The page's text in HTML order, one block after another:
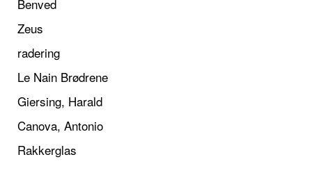
Benved
Zeus
radering
Le Nain Brødrene
Giersing, Harald
Canova, Antonio
Rakkerglas